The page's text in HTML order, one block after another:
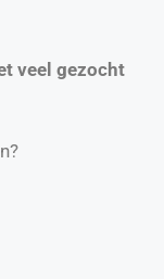
veel gezocht